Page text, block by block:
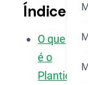
Índice
O que
é o
Plantio